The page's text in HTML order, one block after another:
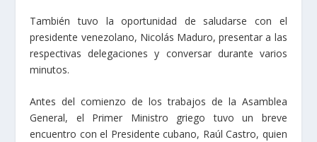
También tuvo la oportunidad de saludarse con el
presidente venezolano, Nicolás Maduro, presentar a las
respectivas delegaciones y conversar durante varios
minutos.
Antes del comienzo de los trabajos de la Asamblea
General, el Primer Ministro griego tuvo un breve
encuentro con el Presidente cubano, Raúl Castro, quien